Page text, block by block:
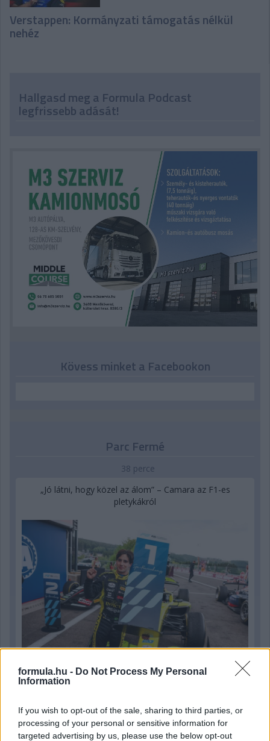
formula.hu - Do Not Process My Personal
Information
If you wish to opt-out of the sale, sharing to third parties, or
processing of your personal or sensitive information for
targeted advertising by us, please use the below opt-out
Verstappen: Kormányzati támogatás nélkül
nehéz
Hallgasd meg a Formula Podcast
legfrissebb adását!
Kövess minket a Facebookon
Parc Fermé
38 perce
„Jó látni, hogy közel az álom” – Camara az F1-es
pletykákról
MotoGP: Bezzecchi közel egy másodpercet javított a
körrekordon